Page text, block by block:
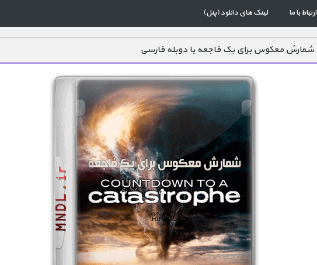
ارتباط با ما لینک های دانلود (پنل)
شمارش معکوس برای یک فاجعه با دوبله فارسی